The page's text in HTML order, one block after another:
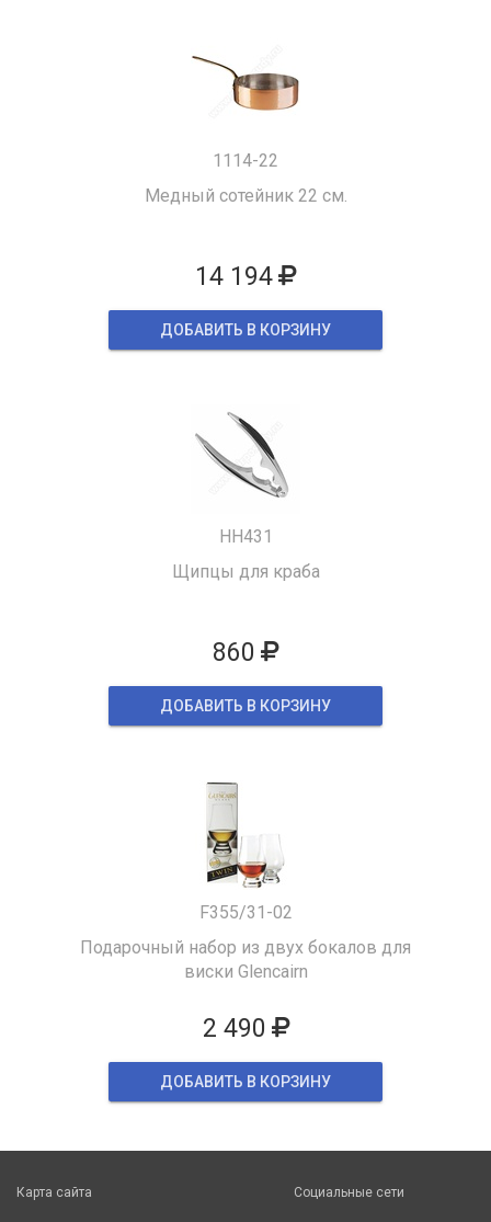
1114-22
Медный сотейник 22 см.
14 194
ДОБАВИТЬ В КОРЗИНУ
HH431
Щипцы для краба
860
ДОБАВИТЬ В КОРЗИНУ
F355/31-02
Подарочный набор из двух бокалов для
виски Glencairn
2 490
ДОБАВИТЬ В КОРЗИНУ
Карта сайта Социальные сети